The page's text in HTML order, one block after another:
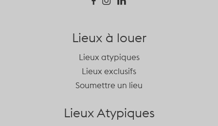
Lieux à louer
Lieux atypiques
Lieux exclusifs
Soumettre un lieu
Lieux Atypiques